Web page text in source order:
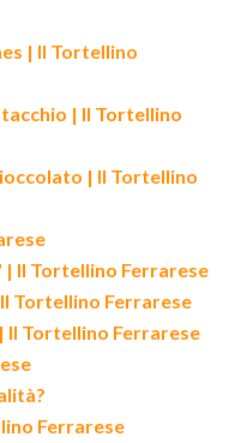
| Il Tortellino
| Il Tortellino
| Il Tortellino
| Il Tortellino Ferrarese
Tortellino Ferrarese
Il Tortellino Ferrarese
Ferrarese